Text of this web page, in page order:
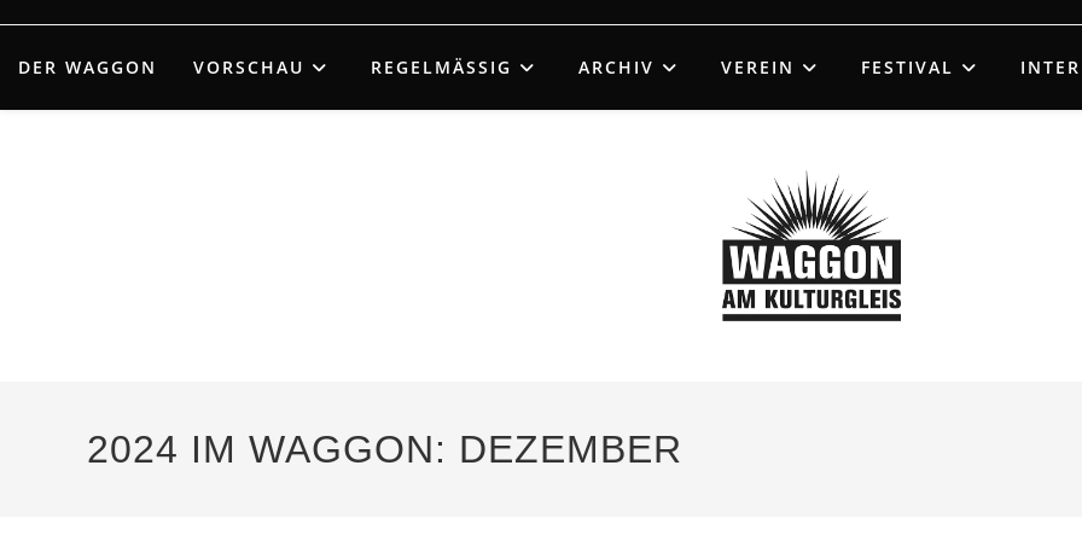
springen
DER WAGGON VORSCHAU REGELMÄSSIG ARCHIV VEREIN FESTIVAL
2024 IM WAGGON: DEZEMBER